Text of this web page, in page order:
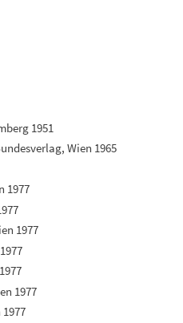
1951
Wien 1965
1977
1977
1977